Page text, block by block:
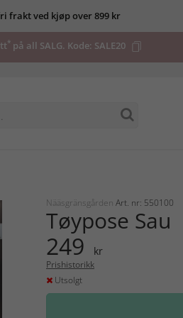
frakt ved kjøp over 899 kr
* på all SALG. Kode: SALE20
Nääsgränsgården Art. nr: 550100
Tøypose Sau
249 kr
Prishistorikk
Utsolgt